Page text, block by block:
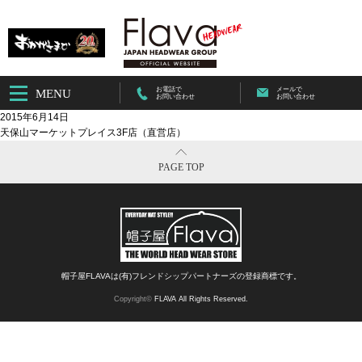
MENU
お電話で
お問い合わせ
メールで
お問い合わせ
2015年6月14日
天保山マーケットプレイス3F店（直営店）
PAGE TOP
帽子屋FLAVAは(有)フレンドシップパートナーズの登録商標です。
Copyright© FLAVA All Rights Reserved.